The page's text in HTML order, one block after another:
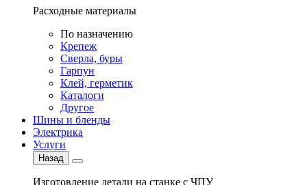
Расходные материалы
По назначению
Крепеж
Сверла, буры
Гарпун
Клей, герметик
Каталоги
Другое
Шины и бленды
Электрика
Услуги
Назад
Изготовление детали на станке с ЧПУ